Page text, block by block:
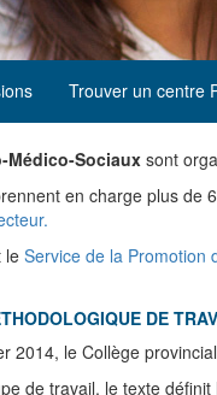
Trouver un centre
Médico-Sociaux sont
en charge plus de
le Service de la Promotion
DE
2014, le Collège
de travail, le texte